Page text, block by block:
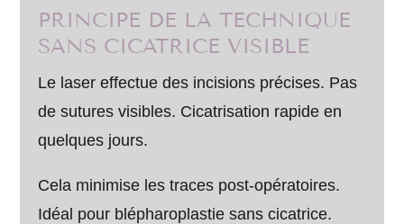
PRINCIPE DE LA TECHNIQUE
SANS CICATRICE VISIBLE
Le laser effectue des incisions précises. Pas
de sutures visibles. Cicatrisation rapide en
quelques jours.
Cela minimise les traces post-opératoires.
Idéal pour blépharoplastie sans cicatrice.